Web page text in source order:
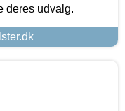
deres udvalg.